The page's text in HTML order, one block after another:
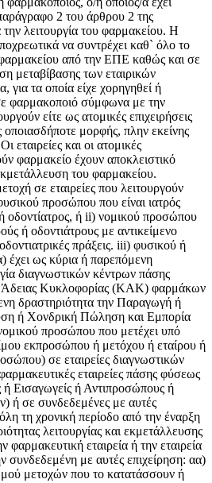
2 του άρθρου 2 της
λειτουργία του φαρμακείου. Η
να συντρέχει καθ` όλο το
φαρμακείου από την ΕΠΕ καθώς και σε
μεταβίβασης των εταιρικών
τα οποία είχε χορηγηθεί ή
φαρμακοποιό σύμφωνα με την
είτε ως ατομικές επιχειρήσεις
οποιασδήποτε μορφής, πλην εκείνης
εταιρείες και οι ατομικές
φαρμακείο έχουν αποκλειστικό
του φαρμακείου.
σε εταιρείες που λειτουργούν
προσώπου που είναι ιατρός
οδοντίατρος, ή ii) νομικού προσώπου
ή οδοντιάτρους με αντικείμενο
πράξεις. iii) φυσικού ή
ως κύρια ή παρεπόμενη
διαγνωστικών κέντρων πάσης
Άδειας Κυκλοφορίας (ΚΑΚ) φαρμάκων
δραστηριότητα την Παραγωγή ή
ή Χονδρική Πώληση και Εμπορία
προσώπου που μετέχει υπό
εκπροσώπου ή μετόχου ή εταίρου ή
σε εταιρείες διαγνωστικών
εταιρείες πάσης φύσεως
Εισαγωγείς ή Αντιπροσώπους ή
ή σε συνδεδεμένες με αυτές
τη χρονική περίοδο από την έναρξη
λειτουργίας και εκμετάλλευσης
εταιρεία ή την εταιρεία
συνδεδεμένη με αυτές επιχείρηση: αα)
μετοχών που το κατατάσσουν ή